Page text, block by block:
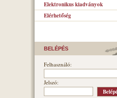
Elektronikus kiadványok
Elérhetőség
BELÉPÉS
Felhasználó:
Jelszó: